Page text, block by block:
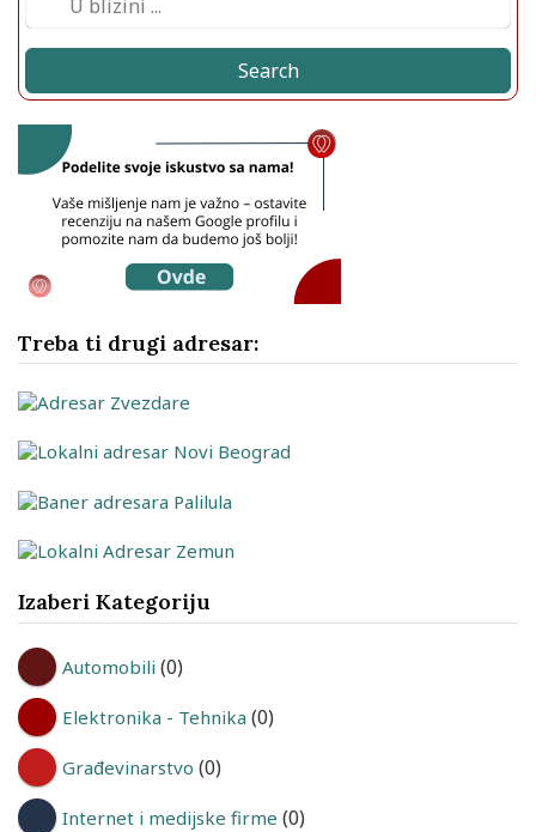
Search
Treba ti drugi adresar:
Izaberi Kategoriju
Automobili (0)
Elektronika - Tehnika (0)
Građevinarstvo (0)
Internet i medijske firme (0)